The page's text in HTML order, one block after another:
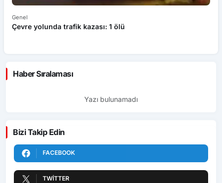
Genel
Çevre yolunda trafik kazası: 1 ölü
Haber Sıralaması
Yazı bulunamadı
Bizi Takip Edin
FACEBOOK
TWITTER